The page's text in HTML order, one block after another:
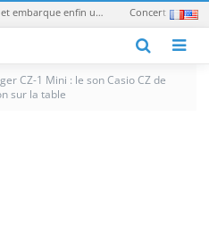
1010music blackbox 2 : le sampler compact double sa puissance et embarque enfin une batterie
CZ-1 Mini : le son Casio CZ de
sur la table